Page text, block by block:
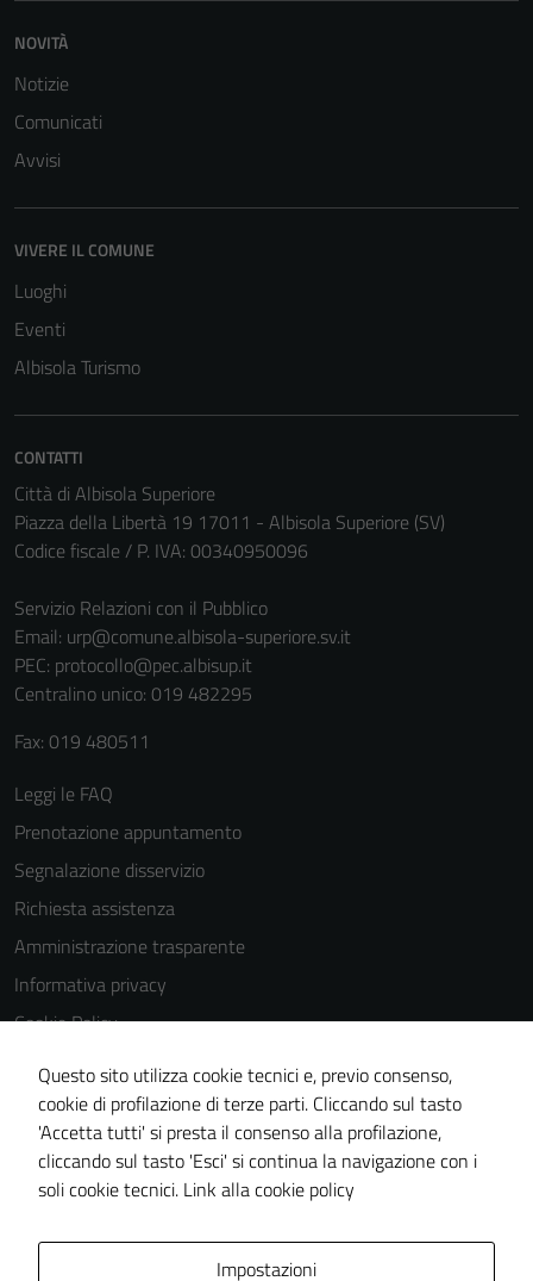
NOVITÀ
Notizie
Comunicati
Avvisi
VIVERE IL COMUNE
Luoghi
Eventi
Albisola Turismo
CONTATTI
Città di Albisola Superiore
Piazza della Libertà 19 17011 - Albisola Superiore (SV)
Codice fiscale / P. IVA: 00340950096
Servizio Relazioni con il Pubblico
Email: urp@comune.albisola-superiore.sv.it
PEC: protocollo@pec.albisup.it
Centralino unico: 019 482295
Fax: 019 480511
Leggi le FAQ
Prenotazione appuntamento
Segnalazione disservizio
Richiesta assistenza
Amministrazione trasparente
Informativa privacy
Cookie Policy
Note legali
Dichiarazione di accessibilità
Piano di miglioramento del sito
Statistiche sito web
Questo sito utilizza cookie tecnici e, previo consenso,
cookie di profilazione di terze parti. Cliccando sul tasto
'Accetta tutti' si presta il consenso alla profilazione,
cliccando sul tasto 'Esci' si continua la navigazione con i
soli cookie tecnici. Link alla cookie policy
Impostazioni